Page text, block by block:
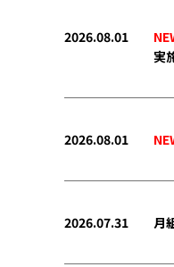
2026.08.01
実
2026.08.01
2026.07.31 月